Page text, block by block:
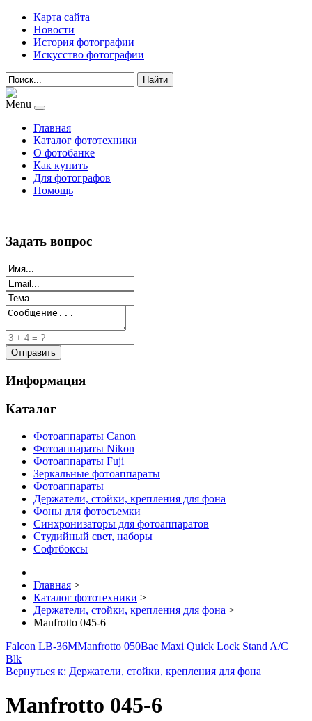
Карта сайта
Новости
История фотографии
Искусство фотографии
Найти
Menu
Главная
Каталог фототехники
О фотобанке
Как купить
Для фотографов
Помощь
Задать вопрос
Информация
Каталог
Фотоаппараты Canon
Фотоаппараты Nikon
Фотоаппараты Fuji
Зеркальные фотоаппараты
Фотоаппараты
Держатели, стойки, крепления для фона
Фоны для фотосъемки
Синхронизаторы для фотоаппаратов
Студийный свет, наборы
Софтбоксы
Главная >
Каталог фототехники >
Держатели, стойки, крепления для фона >
Manfrotto 045-6
Falcon LB-36MManfrotto 050Bac Maxi Quick Lock Stand A/C
Blk
Вернуться к: Держатели, стойки, крепления для фона
Manfrotto 045-6